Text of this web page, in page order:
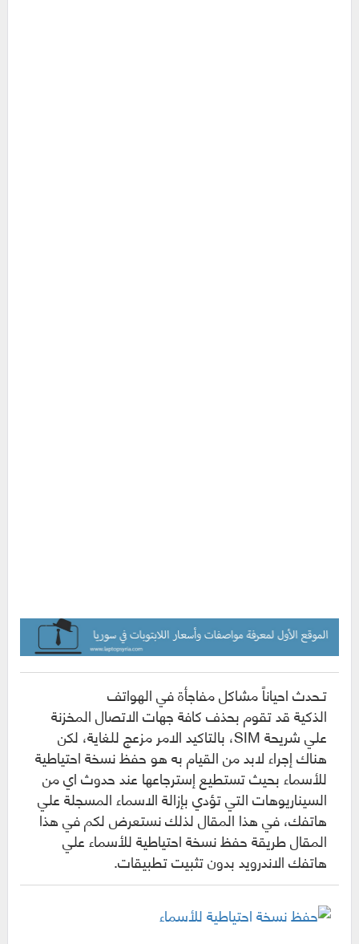
تـحدث احياناً مشاكل مفاجأة فيالهواتف
الذكيةقد تقوم بحذف كافة جهات الاتصال المخزنة
علي شريحة SIM، بالتاكيد الامر مزعج للغاية، لكن
هناك إجراء لابد من القيام به هو حفظ نسخة احتياطية
للأسماء بحيث تستطيع إسترجاعها عند حدوث اي من
السيناريوهات التي تؤدي بإزالة الاسماء المسجلة علي
هاتفك، في هذا المقال لذلك نستعرض لكم في هذا
المقال طريقة حفظ نسخة احتياطية للأسماء علي
هاتفكالاندرويدبدون تثبيت تطبيقات.